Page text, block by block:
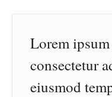
Lorem
consectetur
eiusmod